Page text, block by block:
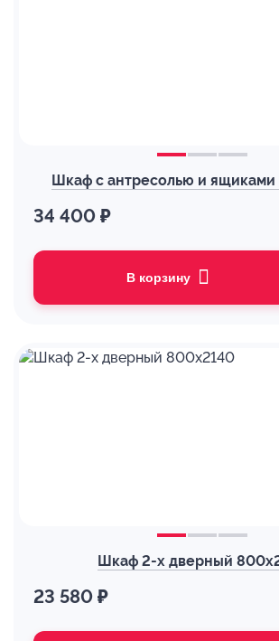
Шкаф с антресолью и
34 400 ₽
В корзину
Шкаф 2-х дверный
23 580 ₽